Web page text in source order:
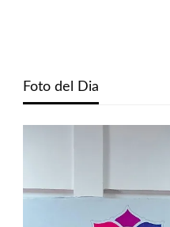
Foto del Dia